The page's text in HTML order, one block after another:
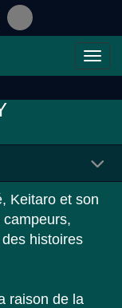
Keitaro et son
histoires
raison de la